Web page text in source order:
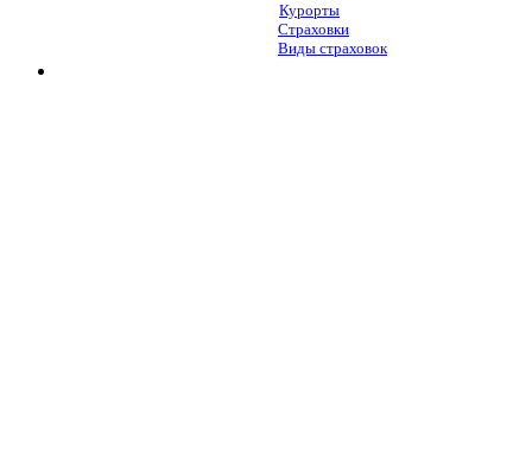
Курорты
Страховки
Виды страховок